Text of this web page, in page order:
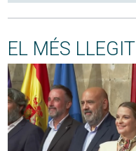
EL MÉS LLEGIT